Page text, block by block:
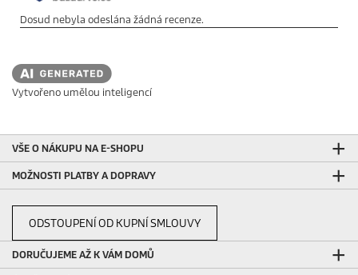
Vytvořeno umělou inteligencí
VŠE O NÁKUPU NA E-SHOPU
MOŽNOSTI PLATBY A DOPRAVY
ODSTOUPENÍ OD KUPNÍ SMLOUVY
DORUČUJEME AŽ K VÁM DOMŮ